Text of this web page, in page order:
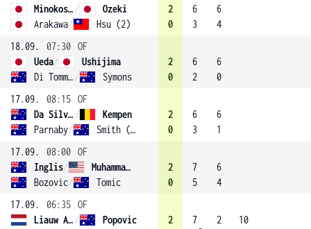
Minokoshi /
Ozeki
Arakawa/ Hsu (2)
2
0
6
3
6
4
18.09.
07:30 OF
Ueda/
Ushijima
Di Tommaso / Symons
2
0
6
2
6
0
17.09.
08:15 OF
Da Silva Fick /
Kempen
Parnaby/ Smith (4)
2
0
6
3
6
1
17.09.
08:00 OF
Inglis/
Muhammad (1)
Bozovic/ Tomic
2
0
7
5
6
4
17.09.
06:35 OF
Liauw A Fong /
Popovic
2
7
2
10